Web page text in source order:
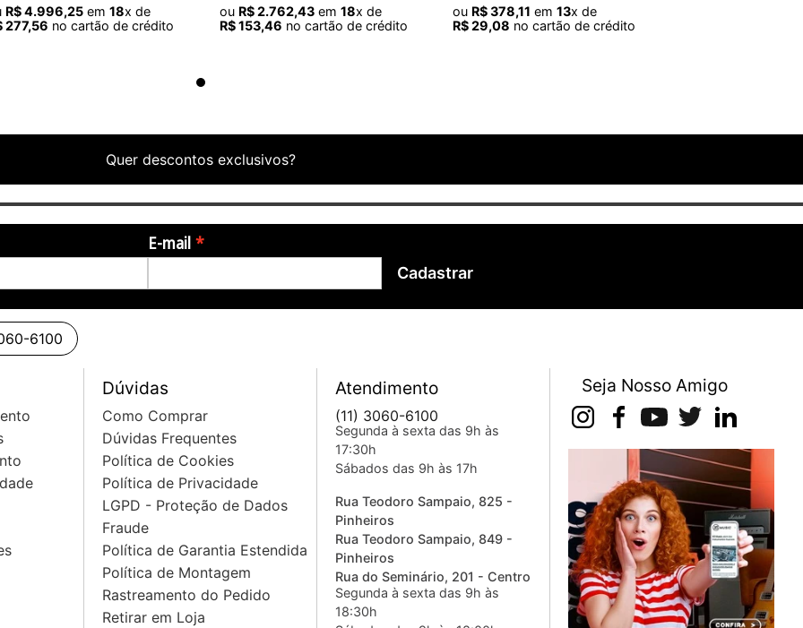
R$4.996,25 em 18x de
277,56 no cartão de crédito
ou R$2.762,43 em 18x de
R$153,46 no cartão de crédito
ou R$378,11 em 13x de
R$29,08 no cartão de crédito
Quer descontos exclusivos?
E-mail
Cadastrar
6100
Dúvidas
Como Comprar
Dúvidas Frequentes
Política de Cookies
Política de Privacidade
LGPD - Proteção de Dados
Fraude
Política de Garantia Estendida
Política de Montagem
Rastreamento do Pedido
Retirar em Loja
Atendimento
(11) 3060-6100
Segunda à sexta das 9h às
17:30h
Sábados das 9h às 17h
Rua Teodoro Sampaio, 825 -
Pinheiros
Rua Teodoro Sampaio, 849 -
Pinheiros
Rua do Seminário, 201 - Centro
Segunda à sexta das 9h às
18:30h
Seja Nosso Amigo